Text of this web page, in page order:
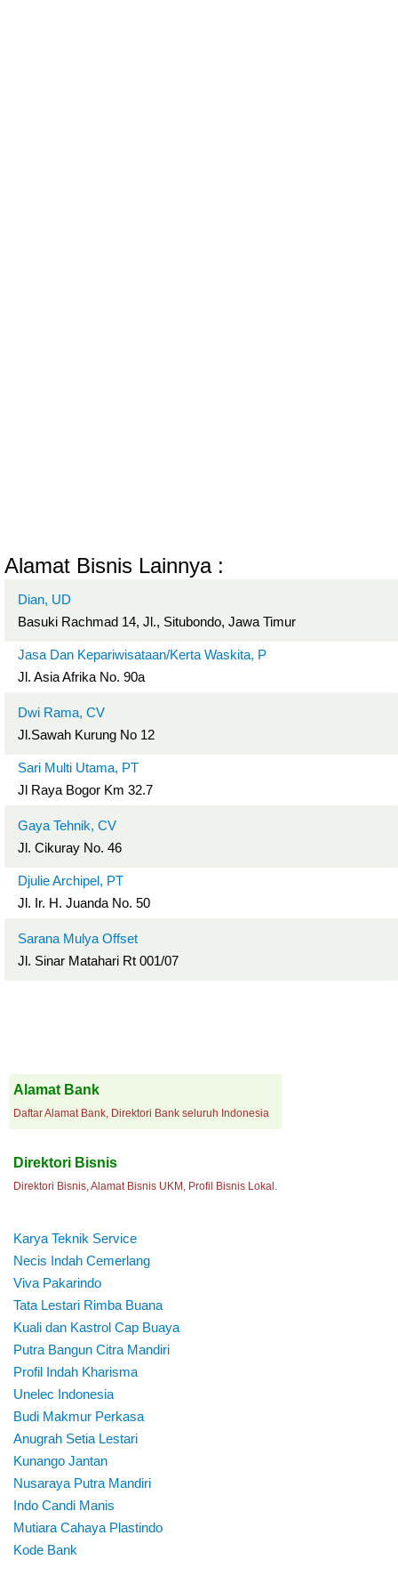
Alamat Bisnis Lainnya :
Dian, UD
Basuki Rachmad 14, Jl., Situbondo, Jawa Timur
Jasa Dan Kepariwisataan/Kerta Waskita, P
Jl. Asia Afrika No. 90a
Dwi Rama, CV
Jl.Sawah Kurung No 12
Sari Multi Utama, PT
Jl Raya Bogor Km 32.7
Gaya Tehnik, CV
Jl. Cikuray No. 46
Djulie Archipel, PT
Jl. Ir. H. Juanda No. 50
Sarana Mulya Offset
Jl. Sinar Matahari Rt 001/07
Alamat Bank
Daftar Alamat Bank, Direktori Bank seluruh Indonesia
Direktori Bisnis
Direktori Bisnis, Alamat Bisnis UKM, Profil Bisnis Lokal.
Karya Teknik Service
Necis Indah Cemerlang
Viva Pakarindo
Tata Lestari Rimba Buana
Kuali dan Kastrol Cap Buaya
Putra Bangun Citra Mandiri
Profil Indah Kharisma
Unelec Indonesia
Budi Makmur Perkasa
Anugrah Setia Lestari
Kunango Jantan
Nusaraya Putra Mandiri
Indo Candi Manis
Mutiara Cahaya Plastindo
Kode Bank